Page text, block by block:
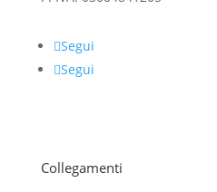
Segui
Segui
Collegamenti